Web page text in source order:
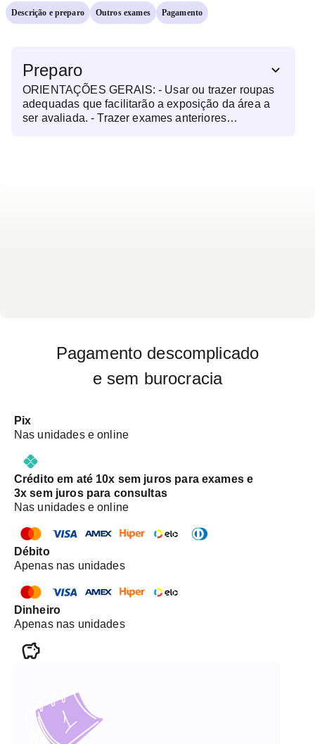
Descrição e preparo Outros exames Pagamento
Preparo
ORIENTAÇÕES GERAIS: - Usar ou trazer roupas
adequadas que facilitarão a exposição da área a
ser avaliada. - Trazer exames anteriores
Pagamento descomplicado
e sem burocracia
Pix
Nas unidades e online
Crédito em até 10x sem juros para exames e
3x sem juros para consultas
Nas unidades e online
Débito
Apenas nas unidades
Dinheiro
Apenas nas unidades